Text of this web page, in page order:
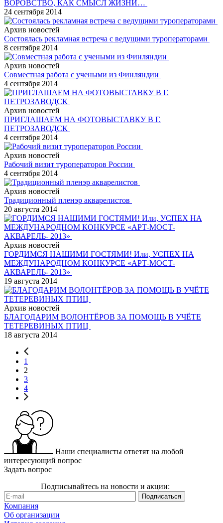
ВОРОВСТВО, КАК СМЫСЛ ЖИЗНИ…
24 сентября 2014
Архив новостей
Состоялась рекламная встреча с ведущими туроператорами
8 сентября 2014
Архив новостей
Совместная работа с учеными из Финляндии
4 сентября 2014
Архив новостей
ПРИГЛАШАЕМ НА ФОТОВЫСТАВКУ В Г.
ПЕТРОЗАВОДСК
4 сентября 2014
Архив новостей
Рабочий визит туроператоров России
4 сентября 2014
Архив новостей
Традиционный пленэр акварелистов
20 августа 2014
Архив новостей
ГОРДИМСЯ НАШИМИ ГОСТЯМИ! Или, УСПЕХ НА
МЕЖДУНАРОДНОМ КОНКУРСЕ «АРТ-МОСТ-
АКВАРЕЛЬ- 2013»
19 августа 2014
Архив новостей
БЛАГОДАРИМ ВОЛОНТЁРОВ ЗА ПОМОЩЬ В УЧЁТЕ
ТЕТЕРЕВИНЫХ ПТИЦ
18 августа 2014
1
2
3
4
Наши специалисты ответят на любой
интересующий вопрос
Задать вопрос
Подписывайтесь на новости и акции:
Компания
Об организации